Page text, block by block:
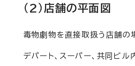
(2)店舗の平面図
毒物劇物を直接取扱う店舗の
デパート、スーパー、共同ビ